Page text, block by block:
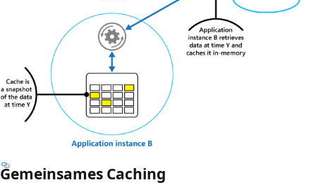
D
Gemeinsames Caching